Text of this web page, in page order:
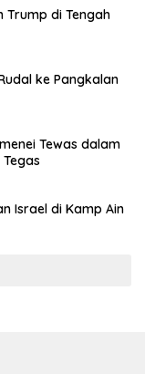
Trump di Tengah
ke Pangkalan
Tewas dalam
Israel di Kamp Ain